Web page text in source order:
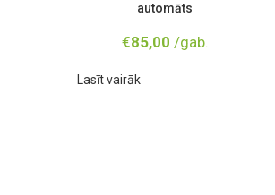
automāts
€85,00 /gab.
Lasīt vairāk